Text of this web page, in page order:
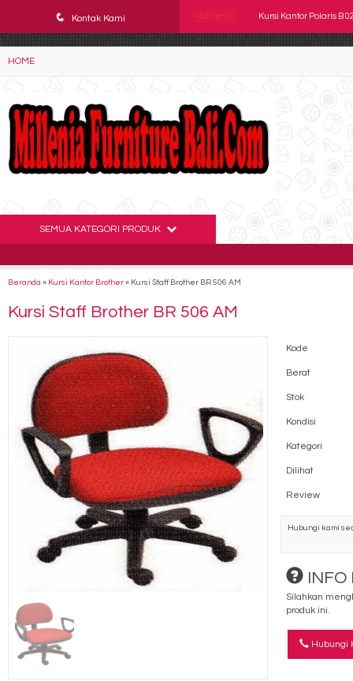
q
Kontak Kami Hot Item! Kursi Kantor Polaris B
Kursi Kantor Staff
HOME
SEMUA KATEGORI PRODUK
Beranda » Kursi Kantor Brother » Kursi Staff Brother BR 506 AM
Kursi Staff Brother BR 506 AM
Kode
Berat
Stok
Kondisi
Kategori
Dilihat
Review
Hubungi kami
INFO
Silahkan
produk ini.
Hubungi